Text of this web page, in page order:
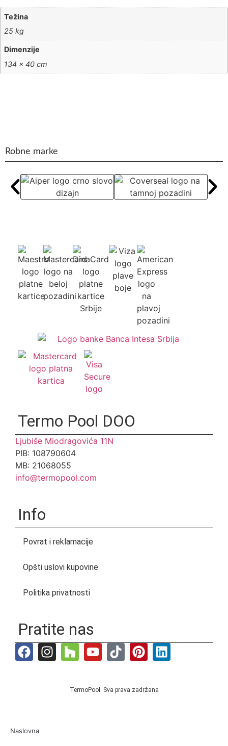
Težina
25 kg
Dimenzije
134 × 40 cm
Robne marke
Termo Pool DOO
Ljubiše Miodragovića 11N
PIB: 108790604
MB: 21068055
info@termopool.com
Info
Povrat i reklamacije
Opšti uslovi kupovine
Politika privatnosti
Pratite nas
TermoPool. Sva prava zadržana
Naslovna